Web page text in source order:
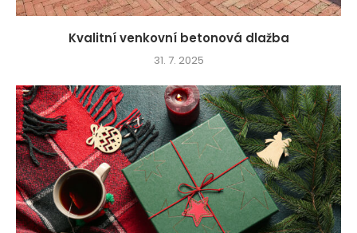
Kvalitní venkovní betonová dlažba
31. 7. 2025